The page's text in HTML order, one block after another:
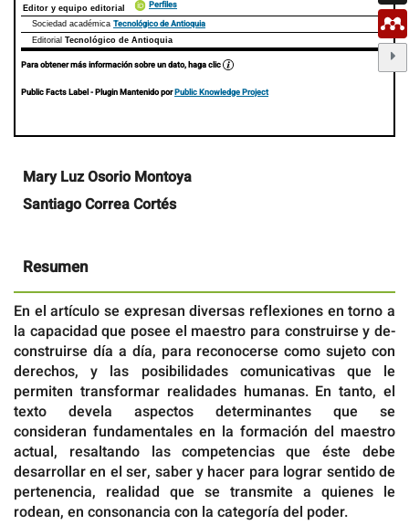
Editor y equipo editorial Perfiles
Sociedad académica Tecnológico de Antioquia
Editorial Tecnológico de Antioquia
Para obtener más información sobre un dato, haga clic
Public Facts Label- Plugin Mantenido porPublic Knowledge Project
Contenido
principal
del
Mary Luz Osorio Montoya
Santiago Correa Cortés
Resumen
En el artículo se expresan diversas reflexiones en torno a
la capacidad que posee el maestro para construirse y de-
construirse día a día, para reconocerse como sujeto con
derechos, y las posibilidades comunicativas que le
permiten transformar realidades humanas. En tanto, el
texto devela aspectos determinantes que se
consideran fundamentales en la formación del maestro
actual, resaltando las competencias que éste debe
desarrollar en el ser, saber y hacer para lograr sentido de
pertenencia, realidad que se transmite a quienes le
rodean, en consonancia con la categoría del poder.